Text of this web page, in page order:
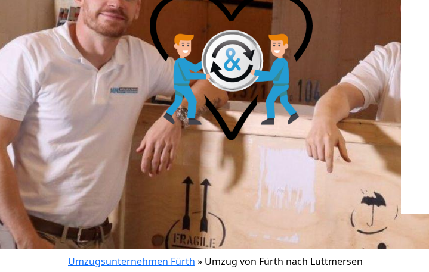
Umzugsunternehmen Fürth » Umzug von Fürth nach Luttmersen